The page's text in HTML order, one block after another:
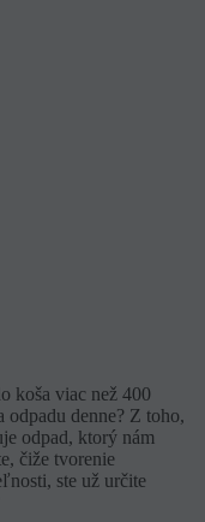
koša viac než 400
denne? Z toho,
odpad, ktorý nám
čiže tvorenie
ste už určite